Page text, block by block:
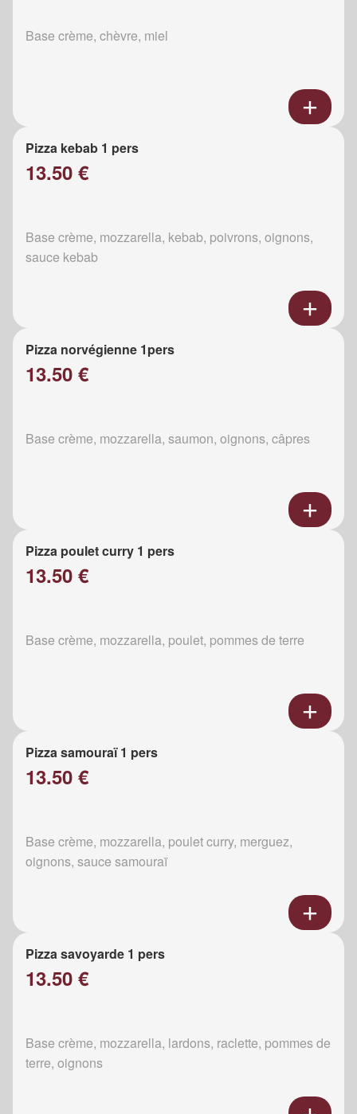
Base crème, chèvre, miel
Pizza kebab 1 pers
13.50 €
Base crème, mozzarella, kebab, poivrons, oignons,
sauce kebab
Pizza norvégienne 1pers
13.50 €
Base crème, mozzarella, saumon, oignons, câpres
Pizza poulet curry 1 pers
13.50 €
Base crème, mozzarella, poulet, pommes de terre
Pizza samouraï 1 pers
13.50 €
Base crème, mozzarella, poulet curry, merguez,
oignons, sauce samouraï
Pizza savoyarde 1 pers
13.50 €
Base crème, mozzarella, lardons, raclette, pommes de
terre, oignons